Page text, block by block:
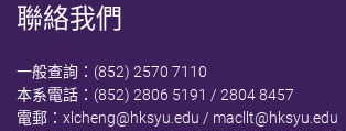
聯絡我們
一般查詢：(852) 2570 7110
本系電話：(852) 2806 5191 / 2804 8457
電郵： xlcheng@hksyu.edu / macllt@hksyu.edu